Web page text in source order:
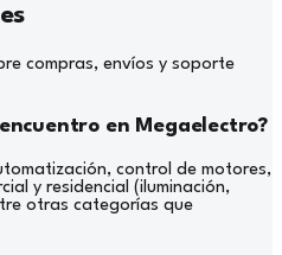
compras, envíos y soporte
en Megaelectro?
control de motores,
y residencial (iluminación,
otras categorías que